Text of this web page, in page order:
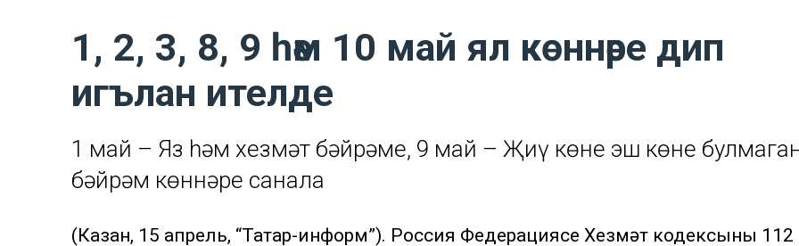
1, 2, 3, 8, 9 һәм 10 май ял көннәре дип
игълан ителде
1 май – Яз һәм хезмәт бәйрәме, 9 май – Җиңү көне эш көне
бәйрәм көннәре санала
(Казан, 15 апрель, “Татар-информ”). Россия Федерациясе Хезмәт кодексының 112